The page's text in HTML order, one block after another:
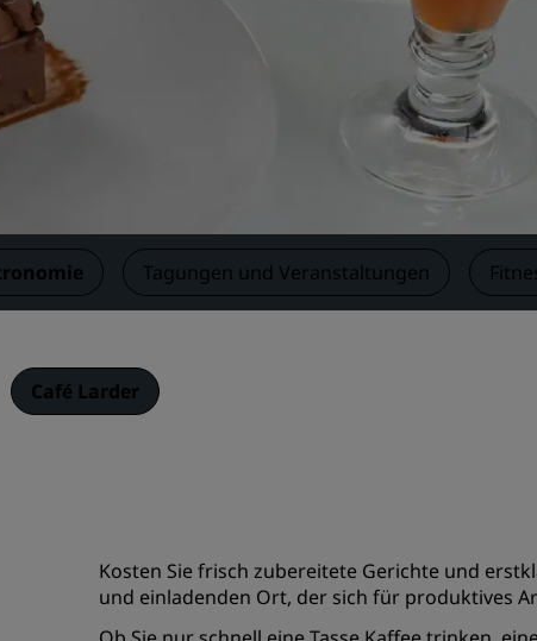
Tagungen und
Veranstaltungen
Entdecken Sie Radisson
Einen Meetingraum
Fordern Sie ein Angebot an
Veranstaltungsorte
Branchenlösungen
Flüge suchen
Radisson Hotels App
Tagungen und Veranstaltungen
Café Larder
Kosten Sie frisch zubereitete Gerichte und
und einladenden Ort, der sich für produktives